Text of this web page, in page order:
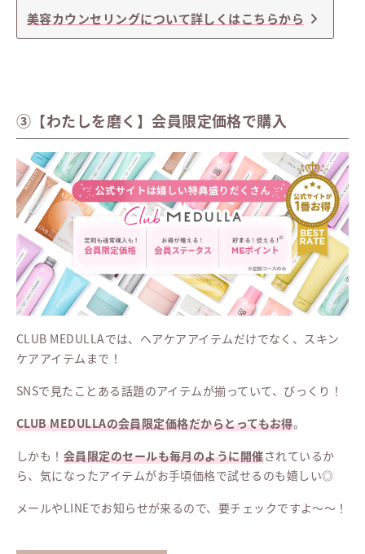
美容カウンセリングについて詳しくはこちらから
③【わたしを磨く】会員限定価格で購入
CLUB MEDULLAでは、ヘアケアアイテムだけでなく、スキン
ケアアイテムまで！
SNSで見たことある話題のアイテムが揃っていて、びっくり！
CLUB MEDULLAの会員限定価格だからとってもお得。
しかも！ 会員限定のセールも毎月のように開催されているか
ら、気になったアイテムがお手頃価格で試せるのも嬉しい◎
メールやLINEでお知らせが来るので、要チェックですよ〜〜！